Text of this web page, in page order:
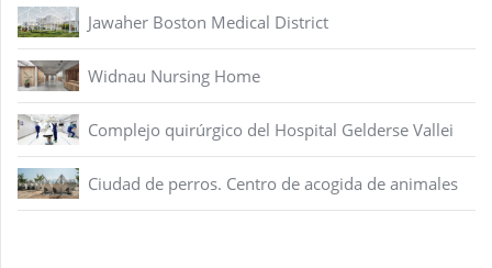
Jawaher Boston Medical District
Widnau Nursing Home
Complejo quirúrgico del Hospital Gelderse Vallei
Ciudad de perros. Centro de acogida de animales